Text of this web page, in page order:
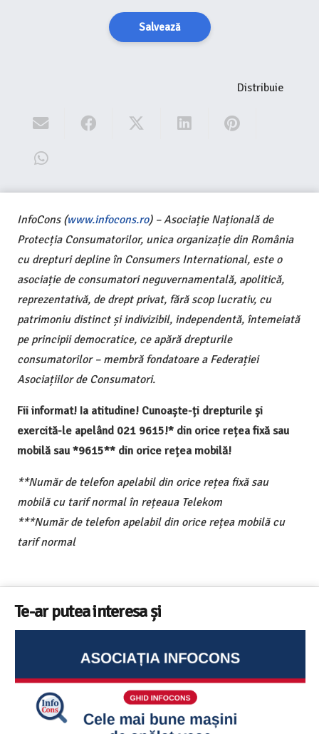
Salvează
Distribuie
InfoCons (www.infocons.ro) – Asociație Națională de
Protecția Consumatorilor, unica organizație din România
cu drepturi depline în Consumers International, este o
asociație de consumatori neguvernamentală, apolitică,
reprezentativă, de drept privat, fără scop lucrativ, cu
patrimoniu distinct și indivizibil, independentă, întemeiată
pe principii democratice, ce apără drepturile
consumatorilor – membră fondatoare a Federației
Asociațiilor de Consumatori.
Fii informat! Ia atitudine! Cunoaște-ți drepturile și
exercită-le apelând 021 9615!* din orice rețea fixă sau
mobilă sau *9615** din orice rețea mobilă!
**Număr de telefon apelabil din orice rețea fixă sau
mobilă cu tarif normal în rețeaua Telekom
***Număr de telefon apelabil din orice rețea mobilă cu
tarif normal
Te-ar putea interesa și